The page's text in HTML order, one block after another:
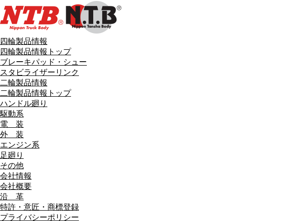
四輪製品情報
四輪製品情報トップ
ブレーキパッド・シュー
スタビライザーリンク
二輪製品情報
二輪製品情報トップ
ハンドル廻り
駆動系
電 装
外 装
エンジン系
足廻り
その他
会社情報
会社概要
沿 革
特許・意匠・商標登録
プライバシーポリシー